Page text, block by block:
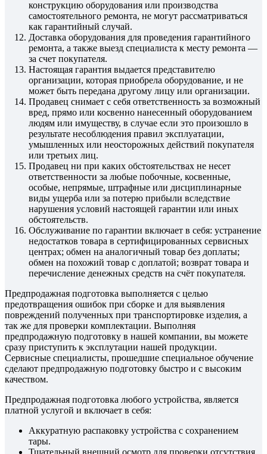
конструкцию оборудования или производства
самостоятельного ремонта, не могут рассматриваться
как гарантийный случай.
Доставка оборудования для проведения гарантийного
ремонта, а также выезд специалиста к месту ремонта —
за счет покупателя.
Настоящая гарантия выдается представителю
организации, которая приобрела оборудование, и не
может быть передана другому лицу или организации.
Продавец снимает с себя ответственность за возможный
вред, прямо или косвенно нанесенный оборудованием
людям или имуществу, в случае если это произошло в
результате несоблюдения правил эксплуатации,
умышленных или неосторожных действий покупателя
или третьих лиц.
Продавец ни при каких обстоятельствах не несет
ответственности за любые побочные, косвенные,
особые, непрямые, штрафные или дисциплинарные
виды ущерба или за потерю прибыли вследствие
нарушения условий настоящей гарантии или иных
обстоятельств.
Обслуживание по гарантии включает в себя: устранение
недостатков товара в сертифицированных сервисных
центрах; обмен на аналогичный товар без доплаты;
обмен на похожий товар с доплатой; возврат товара и
перечисление денежных средств на счёт покупателя.
Предпродажная подготовка выполняется с целью
предотвращения ошибок при сборке и для выявления
повреждений полученных при транспортировке изделия, а
так же для проверки комплектации. Выполняя
предпродажную подготовку в нашей компании, вы можете
сразу приступить к эксплутации нашей продукции.
Сервисные специалисты, прошедшие специальное обучение
сделают предпродажную подготовку быстро и с высоким
качеством.
Предпродажная подготовка любого устройства, является
платной услугой и включает в себя:
Аккуратную распаковку устройства с сохранением
тары.
Тщательный внешний осмотр для проверки отсутствия